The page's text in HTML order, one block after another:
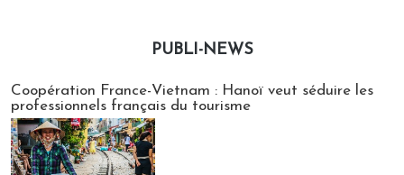
PUBLI-NEWS
Coopération France-Vietnam : Hanoï veut séduire les
professionnels français du tourisme